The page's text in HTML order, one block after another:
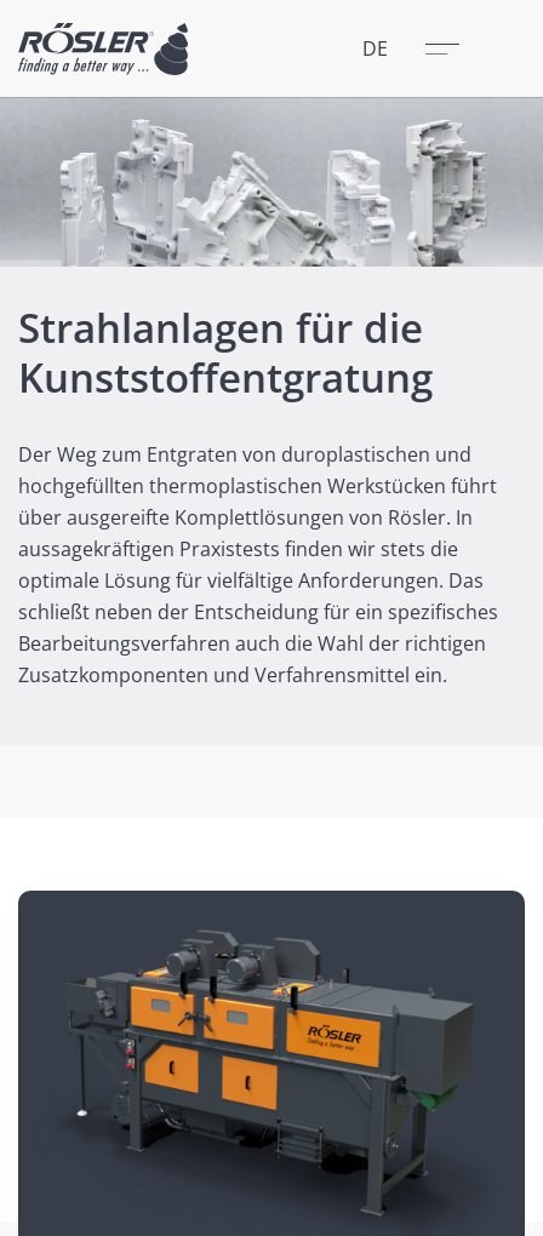
DE Menü
Schließen
Strahlanlagen für die
Kunststoffentgratung
Der Weg zum Entgraten von duroplastischen und
hochgefüllten thermoplastischen Werkstücken führt
über ausgereifte Komplettlösungen von Rösler. In
aussagekräftigen Praxistests finden wir stets die
optimale Lösung für vielfältige Anforderungen. Das
schließt neben der Entscheidung für ein spezifisches
Bearbeitungsverfahren auch die Wahl der richtigen
Zusatzkomponenten und Verfahrensmittel ein.